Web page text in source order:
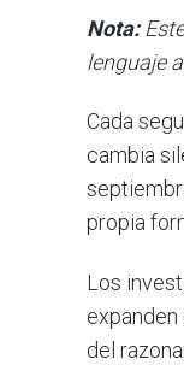
Nota:
lenguaje
Cada
cambia
propia
Los
del